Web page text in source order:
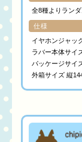
全8種よりラン
仕様
イヤホンジャッ
ラバー本体サイ
パッケージサイ
外箱サイズ 縦